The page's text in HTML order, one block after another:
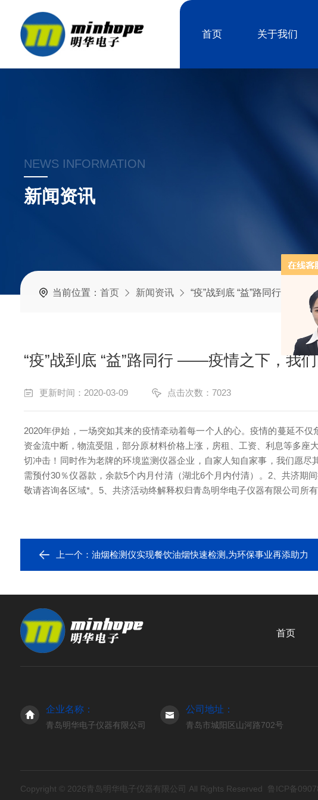
首页 关于我们
NEWS INFORMATION
新闻资讯
当前位置： 首页 新闻资讯 “疫”战到底 “益”路同行 ——疫
“疫”战到底 “益”路同行 ——疫情之下，我们
更新时间：2020-03-09 点击次数：7023
2020年伊始，一场突如其来的疫情牵动着每一个人的心。疫情的蔓延不
资金流中断，物流受阻，部分原材料价格上涨，房租、工资、利息等多座
切冲击！同时作为老牌的环境监测仪器企业，自家人知自家事，我们愿
需预付30％仪器款，余款5个内月付清（湖北6个月内付清）。 2、共济期
敬请咨询各区域*。 5、共济活动终解释权归青岛明华电子仪器有限公司所有
上一个： 油烟检测仪实现餐饮油烟快速检测,为环保事业再添助力
首页
企业名称：
青岛明华电子仪器有限公司
公司地址：
青岛市城阳区山河路702号
Copyright © 2026青岛明华电子仪器有限公司 All Rights Reserved 鲁ICP备